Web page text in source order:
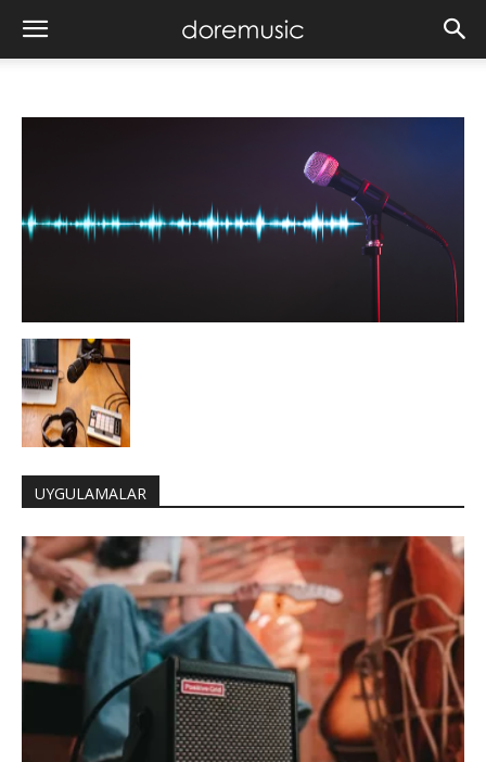
UYGULAMALAR